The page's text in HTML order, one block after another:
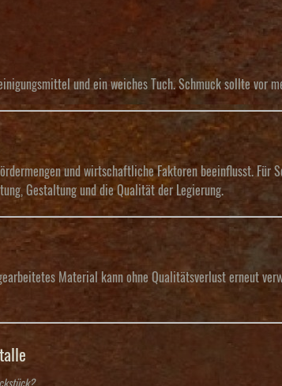
und ein weiches Tuch. Schmuck sollte vor
und wirtschaftliche Faktoren beeinflusst. Für
Gestaltung und die Qualität der Legierung.
Material kann ohne Qualitätsverlust erneut